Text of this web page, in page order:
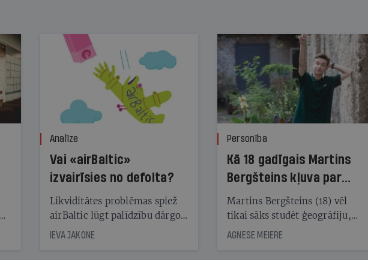
Analīze
Vai «airBaltic»
izvairīsies no defolta?
Likviditātes problēmas spiež
airBaltic lūgt palīdzību dārgo
obligāciju turētājiem, taču
IEVA JAKONE
Personība
Kā 18 gadīgais Martins
Bergšteins kļuva par
laika ziņu seju?
Martins Bergšteins (18) vēl
tikai sāks studēt ģeogrāfiju,
bet viņa sacītajam jau uzticas
AGNESE MEIERE